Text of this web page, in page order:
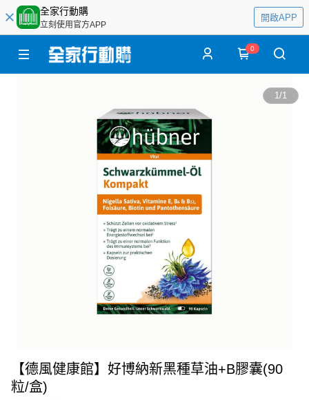
全家行動購
立刻使用官方APP
開啟APP
0
1/1
【德風健康館】好博納新黑種草油+B膠囊(90
粒/盒)